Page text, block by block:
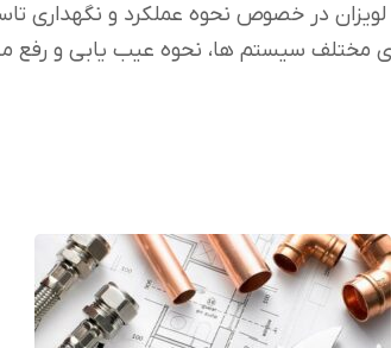
در خصوص نحوه عملکرد و نگهداری
مختلف سیستم ها، نحوه عیب یابی و رفع